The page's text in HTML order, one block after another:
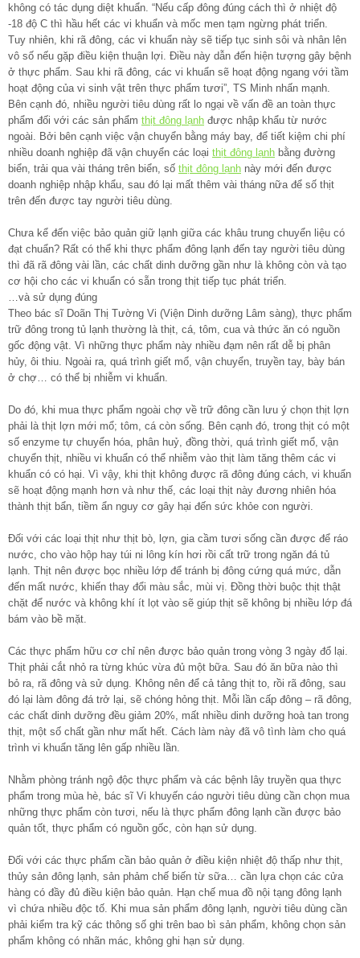
không có tác dụng diệt khuẩn. “Nếu cấp đông đúng cách thì ở nhiệt độ
-18 độ C thì hầu hết các vi khuẩn và mốc men tạm ngừng phát triển.
Tuy nhiên, khi rã đông, các vi khuẩn này sẽ tiếp tục sinh sôi và nhân lên
vô số nếu gặp điều kiện thuận lợi. Điều này dẫn đến hiện tượng gây bệnh
ở thực phẩm. Sau khi rã đông, các vi khuẩn sẽ hoạt động ngang với tầm
hoạt động của vi sinh vật trên thực phẩm tươi”, TS Minh nhấn mạnh.
Bên cạnh đó, nhiều người tiêu dùng rất lo ngại về vấn đề an toàn thực
phẩm đối với các sản phẩm thịt đông lạnh được nhập khẩu từ nước
ngoài. Bởi bên cạnh việc vận chuyển bằng máy bay, để tiết kiệm chi phí
nhiều doanh nghiệp đã vận chuyển các loại thịt đông lạnh bằng đường
biển, trải qua vài tháng trên biển, số thịt đông lạnh này mới đến được
doanh nghiệp nhập khẩu, sau đó lại mất thêm vài tháng nữa để số thịt
trên đến được tay người tiêu dùng.
Chưa kể đến việc bảo quản giữ lạnh giữa các khâu trung chuyển liệu có
đạt chuẩn? Rất có thể khi thực phẩm đông lạnh đến tay người tiêu dùng
thì đã rã đông vài lần, các chất dinh dưỡng gần như là không còn và tạo
cơ hội cho các vi khuẩn có sẵn trong thịt tiếp tục phát triển.
…và sử dụng đúng
Theo bác sĩ Doãn Thị Tường Vi (Viện Dinh dưỡng Lâm sàng), thực phẩm
trữ đông trong tủ lạnh thường là thịt, cá, tôm, cua và thức ăn có nguồn
gốc động vật. Vì những thực phẩm này nhiều đạm nên rất dễ bị phân
hủy, ôi thiu. Ngoài ra, quá trình giết mổ, vận chuyển, truyền tay, bày bán
ở chợ… có thể bị nhiễm vi khuẩn.
Do đó, khi mua thực phẩm ngoài chợ về trữ đông cần lưu ý chọn thịt lợn
phải là thịt lợn mới mổ; tôm, cá còn sống. Bên cạnh đó, trong thịt có một
số enzyme tự chuyển hóa, phân huỷ, đồng thời, quá trình giết mổ, vận
chuyển thịt, nhiều vi khuẩn có thể nhiễm vào thịt làm tăng thêm các vi
khuẩn có có hại. Vì vậy, khi thịt không được rã đông đúng cách, vi khuẩn
sẽ hoạt động mạnh hơn và như thế, các loại thịt này đương nhiên hóa
thành thịt bẩn, tiềm ẩn nguy cơ gây hại đến sức khỏe con người.
Đối với các loại thịt như thịt bò, lợn, gia cầm tươi sống cần được để ráo
nước, cho vào hộp hay túi ni lông kín hơi rồi cất trữ trong ngăn đá tủ
lạnh. Thịt nên được bọc nhiều lớp để tránh bị đông cứng quá mức, dẫn
đến mất nước, khiến thay đổi màu sắc, mùi vị. Đồng thời buộc thịt thật
chặt để nước và không khí ít lọt vào sẽ giúp thịt sẽ không bị nhiều lớp đá
bám vào bề mặt.
Các thực phẩm hữu cơ chỉ nên được bảo quản trong vòng 3 ngày đổ lại.
Thịt phải cắt nhỏ ra từng khúc vừa đủ một bữa. Sau đó ăn bữa nào thì
bỏ ra, rã đông và sử dụng. Không nên để cả tảng thịt to, rồi rã đông, sau
đó lại làm đông đá trở lại, sẽ chóng hỏng thịt. Mỗi lần cấp đông – rã đông,
các chất dinh dưỡng đều giảm 20%, mất nhiều dinh dưỡng hoà tan trong
thịt, một số chất gần như mất hết. Cách làm này đã vô tình làm cho quá
trình vi khuẩn tăng lên gấp nhiều lần.
Nhằm phòng tránh ngộ độc thực phẩm và các bệnh lây truyền qua thực
phẩm trong mùa hè, bác sĩ Vi khuyến cáo người tiêu dùng cần chọn mua
những thực phẩm còn tươi, nếu là thực phẩm đông lạnh cần được bảo
quản tốt, thực phẩm có nguồn gốc, còn hạn sử dụng.
Đối với các thực phẩm cần bảo quản ở điều kiện nhiệt độ thấp như thịt,
thủy sản đông lạnh, sản phảm chế biến từ sữa… cần lựa chọn các cửa
hàng có đầy đủ điều kiện bảo quản. Hạn chế mua đồ nội tạng đông lạnh
vì chứa nhiều độc tố. Khi mua sản phẩm đông lạnh, người tiêu dùng cần
phải kiểm tra kỹ các thông số ghi trên bao bì sản phẩm, không chọn sản
phẩm không có nhãn mác, không ghi hạn sử dụng.